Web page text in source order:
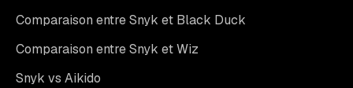
Comparaison entre Snyk et Black Duck
Comparaison entre Snyk et Wiz
Snyk vs Aikido